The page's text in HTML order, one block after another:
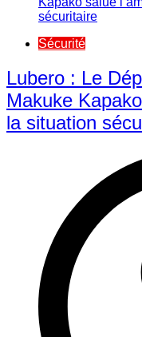
Sécurité
Lubero : Le
Makuke
la situation